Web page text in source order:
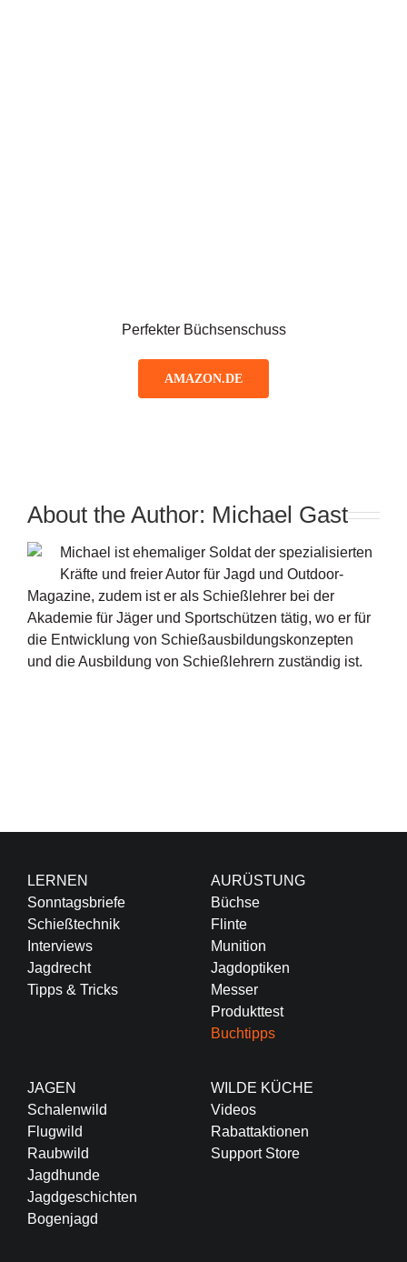
Perfekter Büchsenschuss
AMAZON.DE
About the Author: Michael Gast
Michael ist ehemaliger Soldat der spezialisierten
Kräfte und freier Autor für Jagd und Outdoor-
Magazine, zudem ist er als Schießlehrer bei der
Akademie für Jäger und Sportschützen tätig, wo er für
die Entwicklung von Schießausbildungskonzepten
und die Ausbildung von Schießlehrern zuständig ist.
LERNEN
Sonntagsbriefe
Schießtechnik
Interviews
Jagdrecht
Tipps & Tricks
AURÜSTUNG
Büchse
Flinte
Munition
Jagdoptiken
Messer
Produkttest
Buchtipps
JAGEN
Schalenwild
Flugwild
Raubwild
Jagdhunde
Jagdgeschichten
Bogenjagd
WILDE KÜCHE
Videos
Rabattaktionen
Support Store